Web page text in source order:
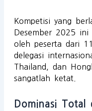
Kompetisi yang
Desember 2025
oleh peserta dari
delegasi
Thailand, dan
sangatlah ketat.
Dominasi Total